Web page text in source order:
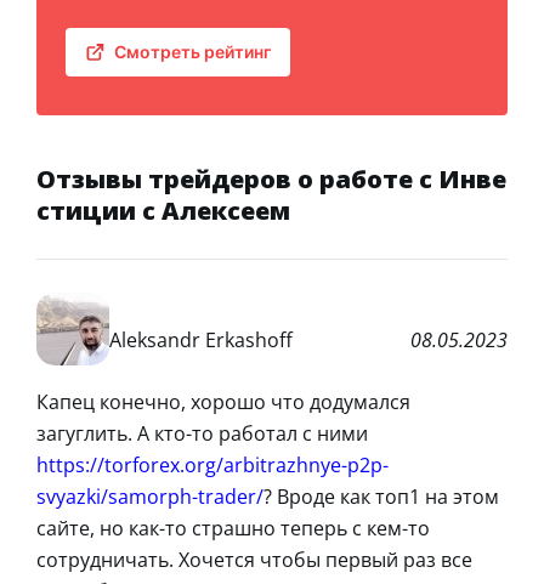
Смотреть рейтинг
Отзывы трейдеров о работе с Инве
стиции с Алексеем
Aleksandr Erkashoff 08.05.2023
Капец конечно, хорошо что додумался
загуглить. А кто-то работал с ними
https://torforex.org/arbitrazhnye-p2p-
svyazki/samorph-trader/? Вроде как топ1 на этом
сайте, но как-то страшно теперь с кем-то
сотрудничать. Хочется чтобы первый раз все